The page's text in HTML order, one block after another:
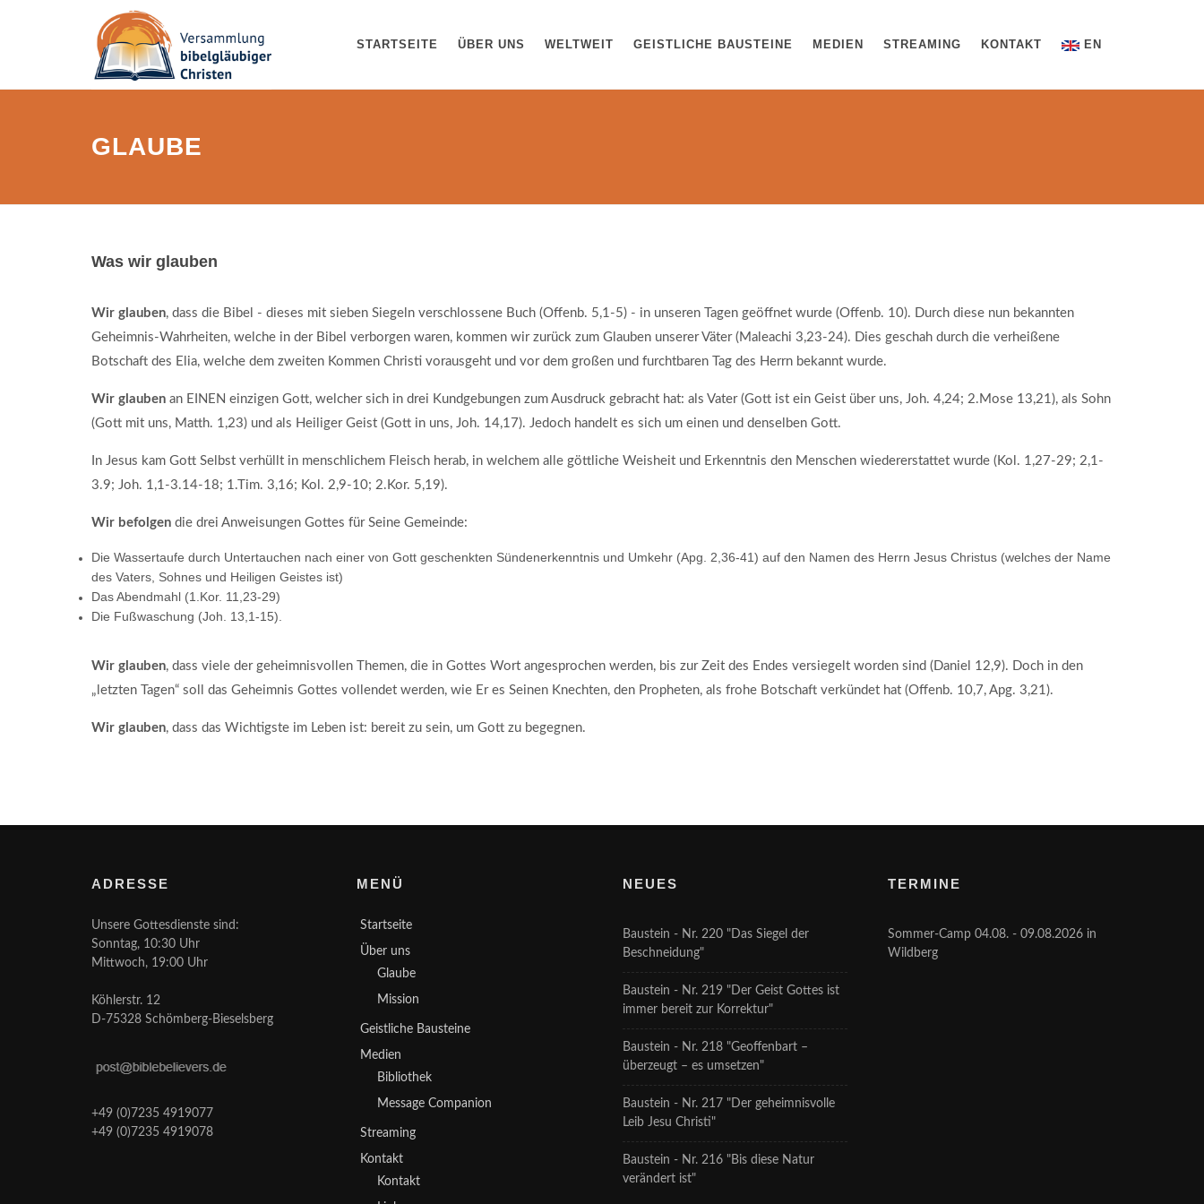
STARTSEITE ÜBER UNS WELTWEIT GEISTLICHE BAUSTEINE MEDIEN STREAMING KONTAKT EN
GLAUBE
Was wir glauben
Wir glauben, dass die Bibel - dieses mit sieben Siegeln verschlossene Buch (Offenb. 5,1-5) - in unseren Tagen geöffnet wurde (Offenb. 10). Durch diese nun bekannten
Geheimnis-Wahrheiten, welche in der Bibel verborgen waren, kommen wir zurück zum Glauben unserer Väter (Maleachi 3,23-24). Dies geschah durch die verheißene
Botschaft des Elia, welche dem zweiten Kommen Christi vorausgeht und vor dem großen und furchtbaren Tag des Herrn bekannt wurde.
Wir glauben an EINEN einzigen Gott, welcher sich in drei Kundgebungen zum Ausdruck gebracht hat: als Vater (Gott ist ein Geist über uns, Joh. 4,24; 2.Mose 13,21), als Sohn
(Gott mit uns, Matth. 1,23) und als Heiliger Geist (Gott in uns, Joh. 14,17). Jedoch handelt es sich um einen und denselben Gott.
In Jesus kam Gott Selbst verhüllt in menschlichem Fleisch herab, in welchem alle göttliche Weisheit und Erkenntnis den Menschen wiedererstattet wurde (Kol. 1,27-29; 2,1-
3.9; Joh. 1,1-3.14-18; 1.Tim. 3,16; Kol. 2,9-10; 2.Kor. 5,19).
Wir befolgen die drei Anweisungen Gottes für Seine Gemeinde:
Die Wassertaufe durch Untertauchen nach einer von Gott geschenkten Sündenerkenntnis und Umkehr (Apg. 2,36-41) auf den Namen des Herrn Jesus Christus (welches der Name
des Vaters, Sohnes und Heiligen Geistes ist)
Das Abendmahl (1.Kor. 11,23-29)
Die Fußwaschung (Joh. 13,1-15).
Wir glauben, dass viele der geheimnisvollen Themen, die in Gottes Wort angesprochen werden, bis zur Zeit des Endes versiegelt worden sind (Daniel 12,9). Doch in den
„letzten Tagen“ soll das Geheimnis Gottes vollendet werden, wie Er es Seinen Knechten, den Propheten, als frohe Botschaft verkündet hat (Offenb. 10,7, Apg. 3,21).
Wir glauben, dass das Wichtigste im Leben ist: bereit zu sein, um Gott zu begegnen.
ADRESSE
Unsere Gottesdienste sind:
Sonntag, 10:30 Uhr
Mittwoch, 19:00 Uhr
Köhlerstr. 12
D-75328 Schömberg-Bieselsberg
+49 (0)7235 4919077
+49 (0)7235 4919078
MENÜ
Startseite
Über uns
Glaube
Mission
Geistliche Bausteine
Medien
Bibliothek
Message Companion
Streaming
Kontakt
Kontakt
NEUES
Baustein - Nr. 220 "Das Siegel der
Beschneidung"
Baustein - Nr. 219 "Der Geist Gottes ist
immer bereit zur Korrektur"
Baustein - Nr. 218 "Geoffenbart –
überzeugt – es umsetzen"
Baustein - Nr. 217 "Der geheimnisvolle
Leib Jesu Christi"
Baustein - Nr. 216 "Bis diese Natur
verändert ist"
TERMINE
Sommer-Camp 04.08. - 09.08.2026 in
Wildberg